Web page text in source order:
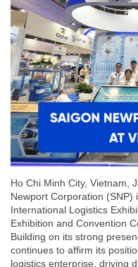
Ho Chi Minh City, Vietnam,
Newport Corporation (SNP)
International Logistics
Exhibition and Convention
Building on its strong
continues to affirm its
logistics enterprise, driving